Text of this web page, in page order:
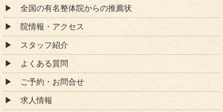
全国の有名整体院からの推薦状
院情報・アクセス
スタッフ紹介
よくある質問
ご予約・お問合せ
求人情報